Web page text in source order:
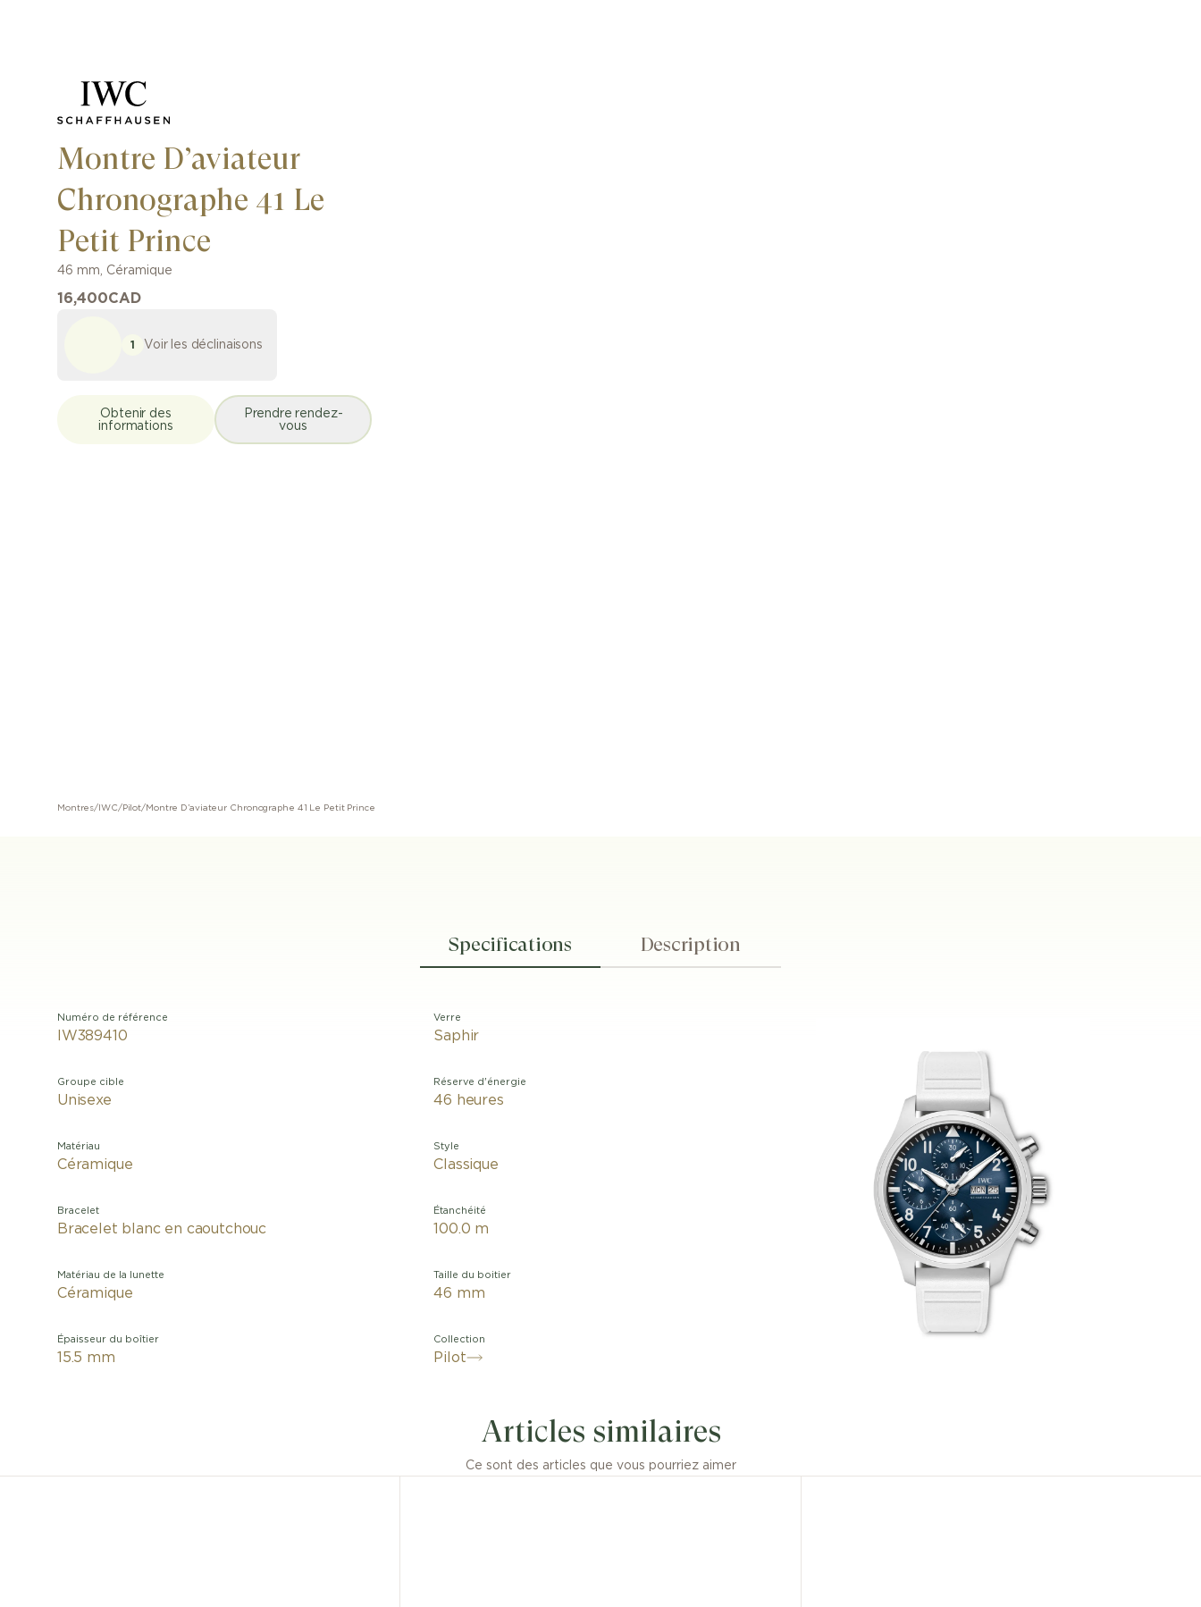
Montre D’aviateur
Chronographe 41 Le
Petit Prince
46 mm, Céramique
16,400CAD
1 Voir les déclinaisons
Obtenir des
informations
Prendre rendez-
vous
Montres/ IWC/Pilot/ Montre D’aviateur Chronographe 41 Le Petit Prince
Specifications Description
Numéro de référence
IW389410
Groupe cible
Unisexe
Matériau
Céramique
Bracelet
Bracelet blanc en caoutchouc
Matériau de la lunette
Céramique
Épaisseur du boîtier
15.5 mm
Verre
Saphir
Réserve d'énergie
46 heures
Style
Classique
Étanchéité
100.0 m
Taille du boitier
46 mm
Collection
Pilot
exceptionnelles et à l’esthétique distinctive de la céramique blanche.
Articles similaires
Ce sont des articles que vous pourriez aimer